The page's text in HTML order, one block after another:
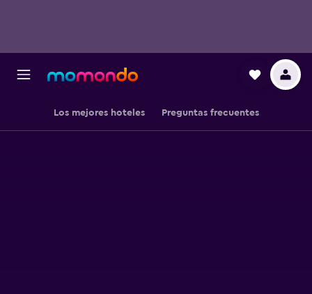
Los mejores hoteles Preguntas frecuentes